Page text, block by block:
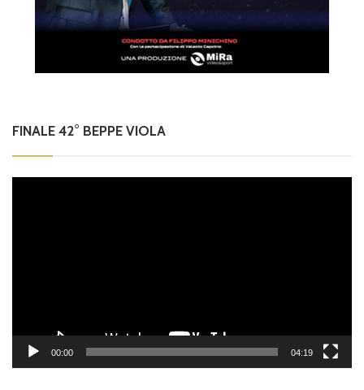
FINALE 42° BEPPE VIOLA
00:00 04:19